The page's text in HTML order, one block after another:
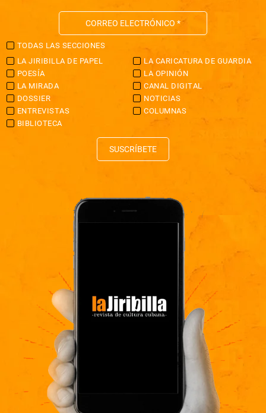
TODAS LAS SECCIONES
LA JIRIBILLA DE PAPEL
LA CARICATURA DE GUARDIA
POESÍA
LA OPINIÓN
LA MIRADA
CANAL DIGITAL
DOSSIER
NOTICIAS
ENTREVISTAS
COLUMNAS
BIBLIOTECA
SUSCRÍBETE